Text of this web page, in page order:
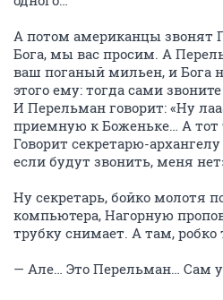
А потом американцы звонят
Бога, мы вас просим. А
ваш поганый мильен, и Бога
этого ему: тогда сами
И Перельман говорит: «Ну
приемную к Боженьке… А тот
Говорит секретарю-
если будут звонить, меня
Ну секретарь, бойко молотя
компьютера, Нагорную
трубку снимает. А там, робко
— Але… Это Перельман… Сам у